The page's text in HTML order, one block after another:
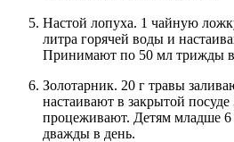
Настой лопуха. 1 чайную
литра горячей воды и
Принимают по 50 мл трижды в
Золотарник. 20 г травы
настаивают в закрытой
процеживают. Детям младше 6
дважды в день.